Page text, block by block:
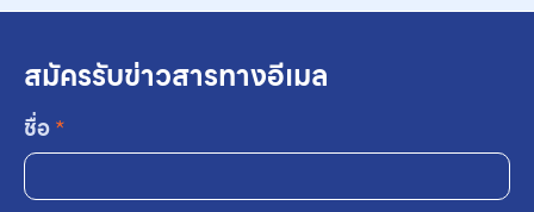
สมัครรับข่าวสารทางอีเมล
ชื่อ*